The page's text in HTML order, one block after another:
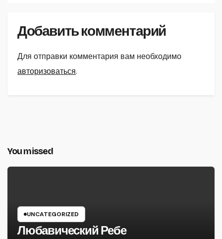
Добавить комментарий
Для отправки комментария вам необходимо
авторизоваться.
You missed
UNCATEGORIZED
Любавический Ребе